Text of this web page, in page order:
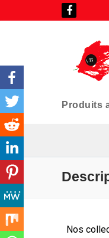
Produits
Nos